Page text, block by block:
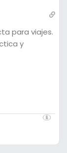
para viajes.
y